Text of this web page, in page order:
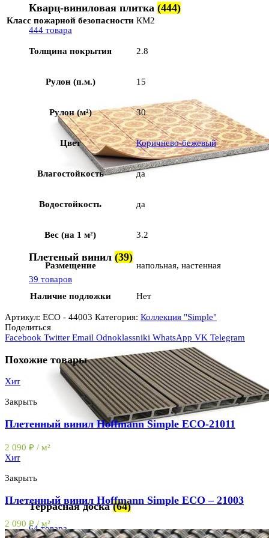
Кварц-виниловая плитка (444)
444 товара
Плетеный винил (39)
39 товаров
Террасная доска(64)
64 товара
Класс пожарной безопасности КМ2
Толщина покрытия 2.8
Рулон (п.м.) 15
Рулон (м²) 30
Цвет Коричнево-бежевый
Влагостойкость да
Водостойкость да
Вес (на 1 м²) 3.2
Размещение напольная, настенная
Наличие подложки Нет
Артикул: ECO - 44003 Категория: Коллекция "Simple"
Поделиться
Facebook Twitter Email Odnoklassniki WhatsApp VK Telegram
Похожие товары
Хит
Закрыть
Плетенный винил Hoffmann Simple ECO-21011
2 090 ₽ / м²
Хит
Закрыть
Плетенный винил Hoffmann Simple ECO – 21003
2 090 ₽ / м²